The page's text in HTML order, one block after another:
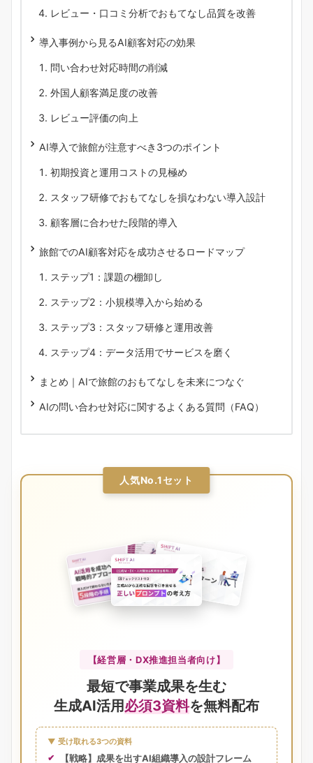
レビュー・口コミ分析でおもてなし品質を改善
導入事例から見るAI顧客対応の効果
問い合わせ対応時間の削減
外国人顧客満足度の改善
レビュー評価の向上
AI導入で旅館が注意すべき3つのポイント
初期投資と運用コストの見極め
スタッフ研修でおもてなしを損なわない導入設計
顧客層に合わせた段階的導入
旅館でのAI顧客対応を成功させるロードマップ
ステップ1：課題の棚卸し
ステップ2：小規模導入から始める
ステップ3：スタッフ研修と運用改善
ステップ4：データ活用でサービスを磨く
まとめ｜AIで旅館のおもてなしを未来につなぐ
AIの問い合わせ対応に関するよくある質問（FAQ）
人気No.1セット
【経営層・DX推進担当者向け】
最短で事業成果を生む
生成AI活用必須3資料を無料配布
▼ 受け取れる3つの資料
【戦略】成果を出すAI組織導入の設計フレーム